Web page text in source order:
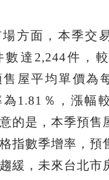
方面，本季交
數達2,244件，
屋平均單價為
1.81％，漲幅
的是，本季預售
指數季增率，預
緩，未來台北市